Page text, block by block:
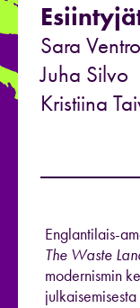
Sara
Juha Silvo
Kristiina
Englantilais-
The Waste
modernismin